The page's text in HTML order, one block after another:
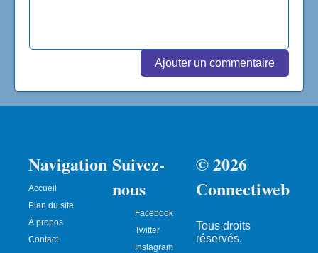
Ajouter un commentaire
Navigation
Accueil
Plan du site
À propos
Contact
Suivez-
nous
Facebook
Twitter
Instagram
© 2026
Connectiweb
Tous droits
réservés.